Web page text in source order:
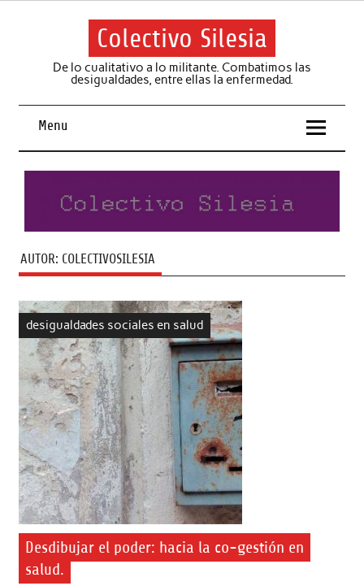
Skip
Colectivo Silesia
De lo cualitativo a lo militante. Combatimos las
desigualdades, entre ellas la enfermedad.
Menu
AUTOR: COLECTIVOSILESIA
desigualdades sociales en salud
Desdibujar el poder: hacia la co-gestión en
salud.